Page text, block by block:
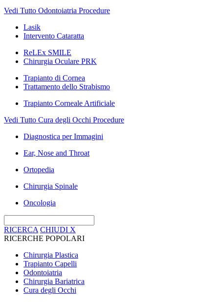
Vedi Tutto Odontoiatria Procedure
Lasik
Intervento Cataratta
ReLEx SMILE
Chirurgia Oculare PRK
Trapianto di Cornea
Trattamento dello Strabismo
Trapianto Corneale Artificiale
Vedi Tutto Cura degli Occhi Procedure
Diagnostica per Immagini
Ear, Nose and Throat
Ortopedia
Chirurgia Spinale
Oncologia
RICERCA CHIUDI X
RICERCHE POPOLARI
Chirurgia Plastica
Trapianto Capelli
Odontoiatria
Chirurgia Bariatrica
Cura degli Occhi